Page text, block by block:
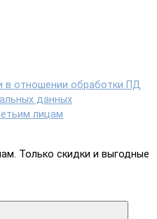
в отношении обработки ПД
данных
лицам
Только скидки и выгодные